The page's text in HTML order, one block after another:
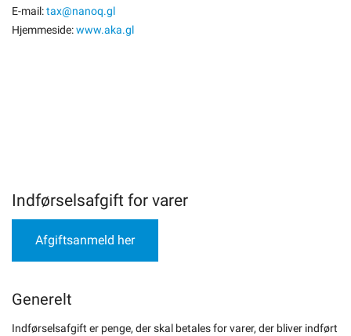
E-mail:tax@nanoq.gl
Hjemmeside:www.aka.gl
Indførselsafgift for varer
Afgiftsanmeld her
Generelt
Indførselsafgift er penge, der skal betales for varer, der bliver indført